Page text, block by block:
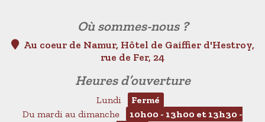
Où sommes-nous ?
Au coeur de Namur, Hôtel de Gaiffier d'Hestroy,
rue de Fer, 24
Heures d’ouverture
Lundi
Fermé
Du mardi au dimanche
10h00 - 13h00 et 13h30 -